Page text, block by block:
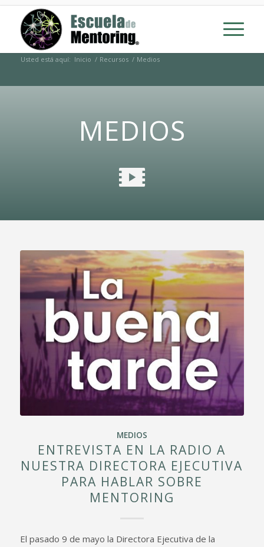
Usted está aquí: Inicio / Recursos / Medios
MEDIOS
MEDIOS
ENTREVISTA EN LA RADIO A
NUESTRA DIRECTORA EJECUTIVA
PARA HABLAR SOBRE
MENTORING
El pasado 9 de mayo la Directora Ejecutiva de la